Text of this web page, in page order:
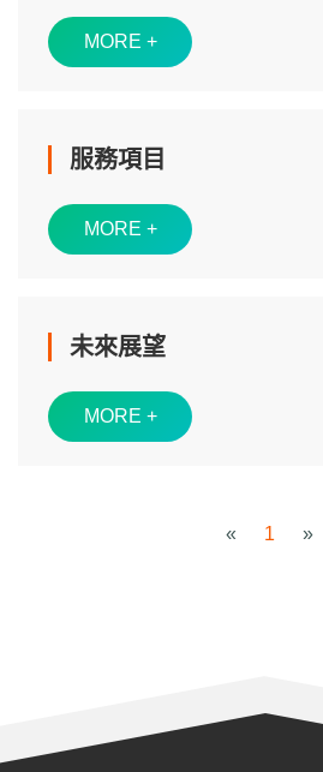
MORE +
服務項目
MORE +
未來展望
MORE +
« 1 »